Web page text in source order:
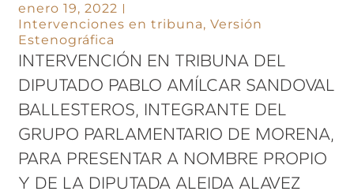
enero 19, 2022
Intervenciones en tribuna,Versión
Estenográfica
INTERVENCIÓN EN TRIBUNA DEL
DIPUTADO PABLO AMÍLCAR SANDOVAL
BALLESTEROS, INTEGRANTE DEL
GRUPO PARLAMENTARIO DE MORENA,
PARA PRESENTAR A NOMBRE PROPIO
Y DE LA DIPUTADA ALEIDA ALAVEZ